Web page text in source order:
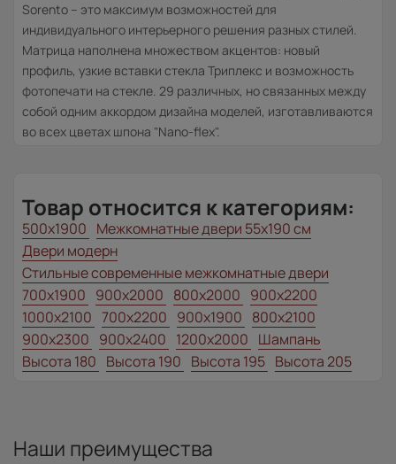
Sorento – это максимум возможностей для
индивидуального интерьерного решения разных стилей.
Матрица наполнена множеством акцентов: новый
профиль, узкие вставки стекла Триплекс и возможность
фотопечати на стекле. 29 различных, но связанных между
собой одним аккордом дизайна моделей, изготавливаются
во всех цветах шпона "Nano-flex".
Товар относится к категориям:
500x1900 Межкомнатные двери 55х190 см
Двери модерн
Стильные современные межкомнатные двери
700x1900 900x2000 800x2000 900x2200
1000x2100 700x2200 900x1900 800x2100
900x2300 900x2400 1200x2000 Шампань
Высота 180 Высота 190 Высота 195 Высота 205
Наши преимущества